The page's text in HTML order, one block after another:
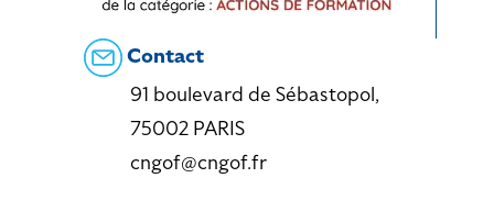
Contact
91 boulevard de Sébastopol,
75002 PARIS
cngof@cngof.fr